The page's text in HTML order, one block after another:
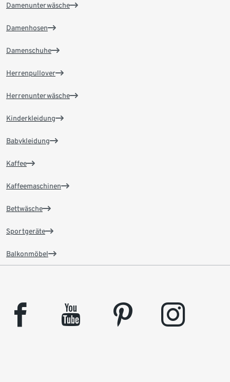
Damenunterwäsche
Damenhosen
Damenschuhe
Herrenpullover
Herrenunterwäsche
Kinderkleidung
Babykleidung
Kaffee
Kaffeemaschinen
Bettwäsche
Sportgeräte
Balkonmöbel
facebook youtube pinterest instagram